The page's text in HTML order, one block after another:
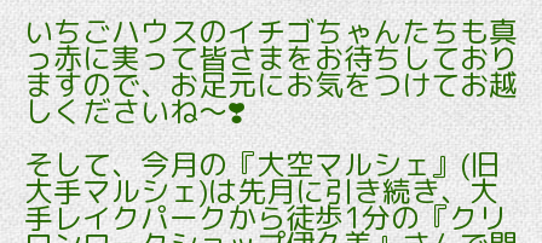
いちごハウスのイチゴちゃんたちも真
っ赤に実って皆さまをお待ちしており
ますので、お足元にお気をつけてお越
しくださいね～❣️
そして、今月の『大空マルシェ』(旧
大手マルシェ)は先月に引き続き、大
手レイクパークから徒歩1分の『クリ